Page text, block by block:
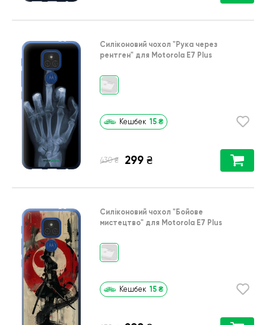
Силіконовий чохол "Рука через
рентген" для Motorola E7 Plus
Кешбек 15 ₴
430 ₴ 299 ₴
Силіконовий чохол "Бойове
мистецтво" для Motorola E7 Plus
Кешбек 15 ₴